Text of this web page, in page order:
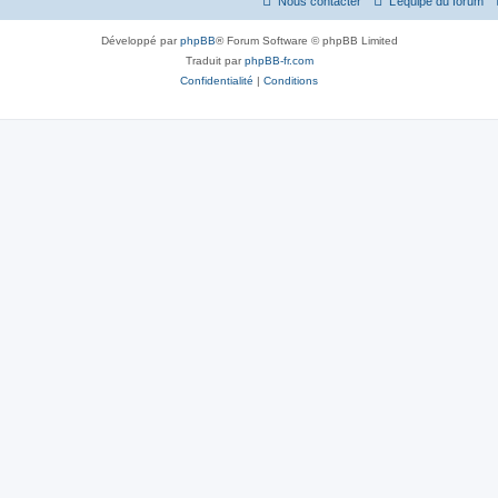
Développé parphpBB® Forum Software © phpBB Limited
Traduit parphpBB-fr.com
Confidentialité | Conditions